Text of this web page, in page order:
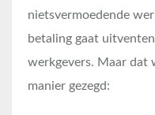
nietsvermoedende
betaling gaat
werkgevers. Maar
manier gezegd: